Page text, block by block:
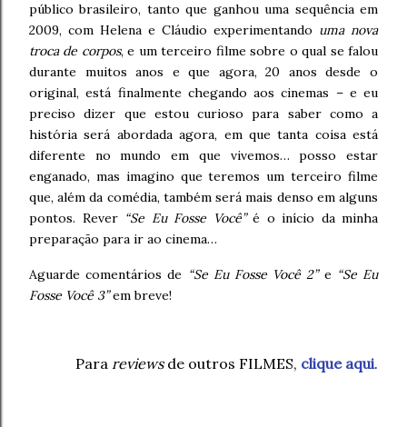
público brasileiro, tanto que ganhou uma sequência em
2009, com Helena e Cláudio experimentando uma nova
troca de corpos, e um terceiro filme sobre o qual se falou
durante muitos anos e que agora, 20 anos desde o
original, está finalmente chegando aos cinemas – e eu
preciso dizer que estou curioso para saber como a
história será abordada agora, em que tanta coisa está
diferente no mundo em que vivemos… posso estar
enganado, mas imagino que teremos um terceiro filme
que, além da comédia, também será mais denso em alguns
pontos. Rever “Se Eu Fosse Você”é o início da minha
preparação para ir ao cinema…
Aguarde comentários de “Se Eu Fosse Você 2”e “Se Eu
Fosse Você 3”em breve!
Para reviewsde outros FILMES, clique aqui.